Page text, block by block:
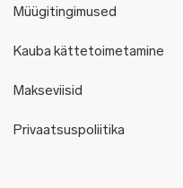
Müügitingimused
Kauba kättetoimetamine
Makseviisid
Privaatsuspoliitika